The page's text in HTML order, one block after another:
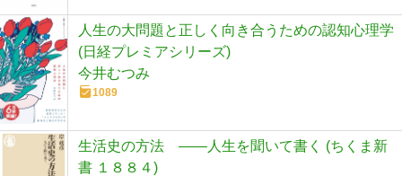
人生の大問題と正しく向き合うための認知心理学
(日経プレミアシリーズ)
今井むつみ
1089
生活史の方法 ――人生を聞いて書く (ちくま新
書 １８８４)